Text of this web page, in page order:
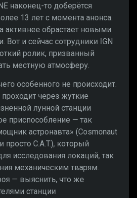
наконец-то доберётся
13 лет с момента анонса.
активнее обрастает новыми
Вот и сейчас сотрудники IGN
ролик, призванный
местную атмосферу.
особенного не происходит.
через жуткие
лунной станции
приспособление — так
астронавта» (Cosmonaut
просто C.A.T.), который
исследования локаций, так
механическим тварям.
— выяснить, что же
станции